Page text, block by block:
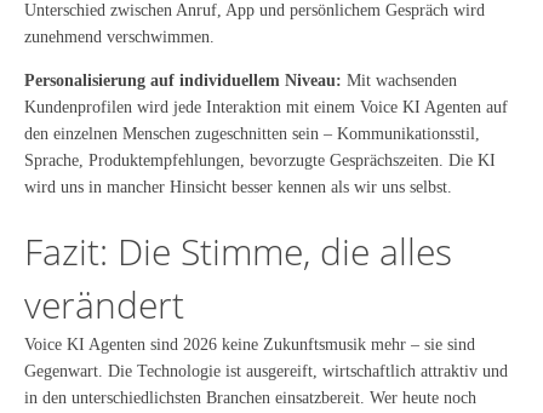
Unterschied zwischen Anruf, App und persönlichem Gespräch wird
zunehmend verschwimmen.
Personalisierung auf individuellem Niveau: Mit wachsenden
Kundenprofilen wird jede Interaktion mit einem Voice KI Agenten auf
den einzelnen Menschen zugeschnitten sein – Kommunikationsstil,
Sprache, Produktempfehlungen, bevorzugte Gesprächszeiten. Die KI
wird uns in mancher Hinsicht besser kennen als wir uns selbst.
Fazit: Die Stimme, die alles
verändert
Voice KI Agenten sind 2026 keine Zukunftsmusik mehr – sie sind
Gegenwart. Die Technologie ist ausgereift, wirtschaftlich attraktiv und
in den unterschiedlichsten Branchen einsatzbereit. Wer heute noch